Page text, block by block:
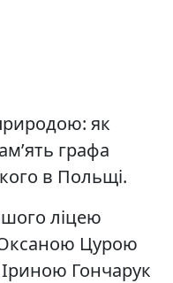
як
графа
в Польщі.
ліцею
Цурою
Іриною Гончарук